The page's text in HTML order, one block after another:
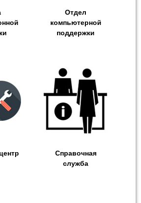
Отдел
компьютерной
поддержки
Справочная
служба